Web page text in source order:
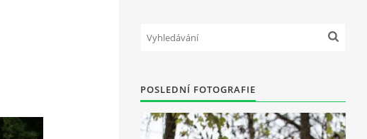
POSLEDNÍ FOTOGRAFIE